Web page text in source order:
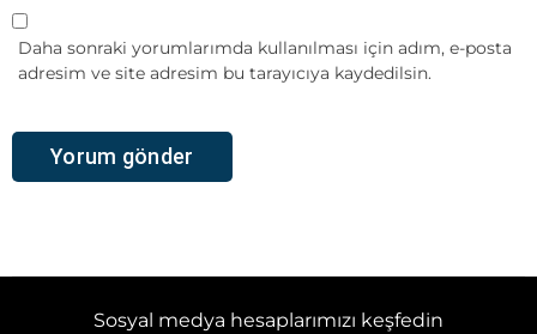
Daha sonraki yorumlarımda kullanılması için adım, e-posta
adresim ve site adresim bu tarayıcıya kaydedilsin.
Sosyal medya hesaplarımızı keşfedin